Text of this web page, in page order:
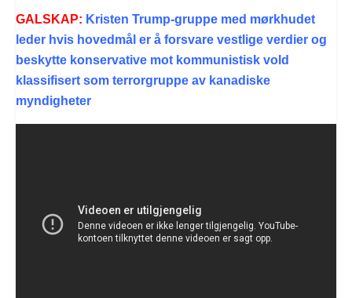
GALSKAP: Kristen Trump-gruppe med mørkhudet
leder hvis hovedmål er å forsvare vestlige verdier og
beskytte konservative mot kommunistisk vold
klassifisert som terrorgruppe av kanadiske
myndigheter